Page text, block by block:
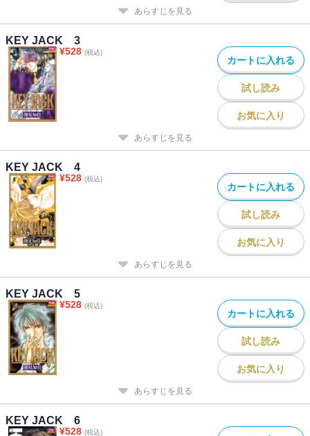
あらすじを見る
KEY JACK 3
¥528 (税込)
カートに入れる
試し読み
お気に入り
あらすじを見る
KEY JACK 4
¥528 (税込)
カートに入れる
試し読み
お気に入り
あらすじを見る
KEY JACK 5
¥528 (税込)
カートに入れる
試し読み
お気に入り
あらすじを見る
KEY JACK 6
¥528 (税込)